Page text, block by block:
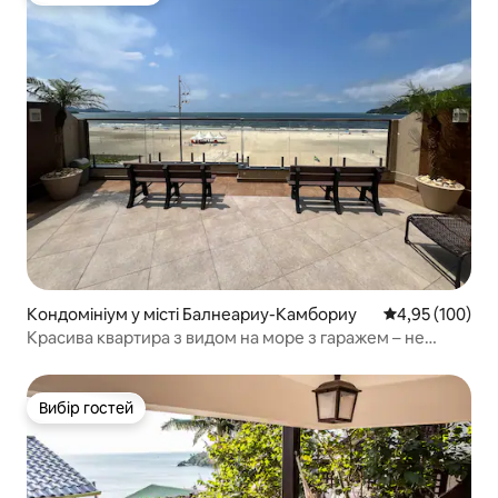
Кондомініум у місті Балнеариу-Камбориу Середня
4,95 (100)
Красива квартира з видом на море з гаражем – не
Вибір гостей
Вибір гостей